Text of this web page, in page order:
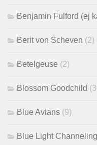
Benjamin Fulford (ej
Berit von Scheven (2)
Betelgeuse (2)
Blossom Goodchild
Blue Avians (9)
Blue Light Channeling